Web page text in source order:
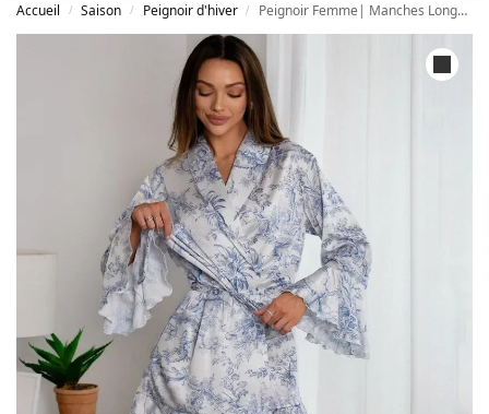
Accueil / Saison / Peignoir d'hiver / Peignoir Femme| Manches Longues